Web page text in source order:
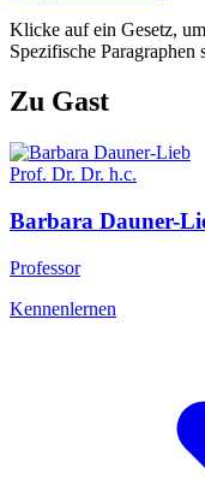
Klicke auf ein Gesetz,
Spezifische
Zu Gast
Prof. Dr. Dr. h.c.
Barbara Dauner-
Professor
Kennenlernen